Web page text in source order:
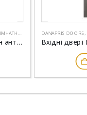
ДВЕРІ
Вхідні двері Revolut В-81-172 бетон антрацит-білий матовий
DANAPRIS DOORS,